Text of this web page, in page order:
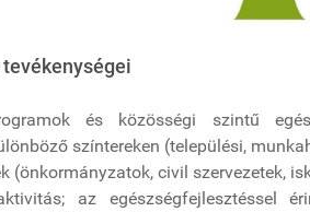
és közösségi szintű
színtereken (települési,
(önkormányzatok, civil szervezetek,
az egészségfejlesztéssel